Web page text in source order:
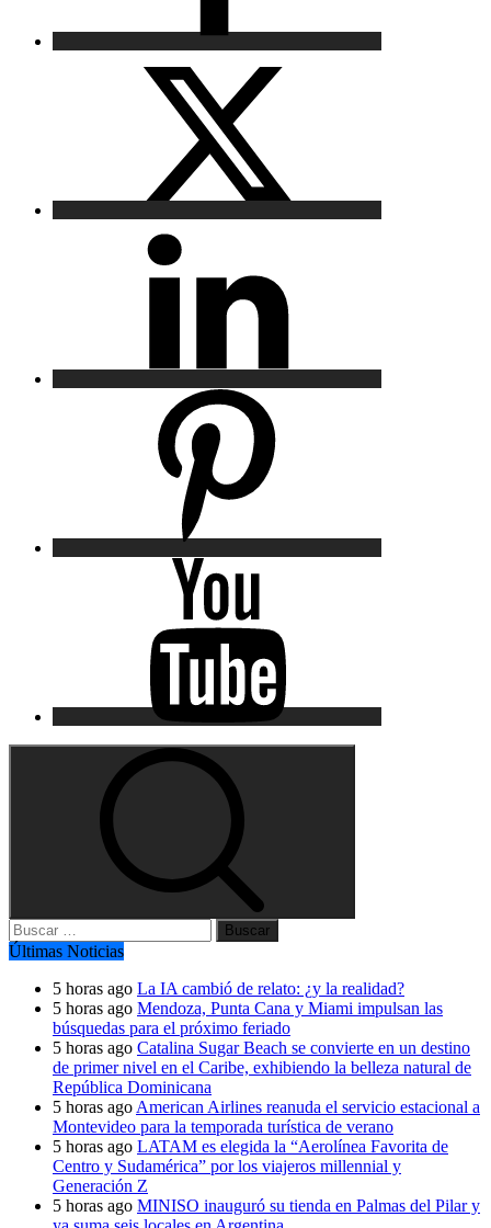
Buscar:
Últimas Noticias
5 horas ago La IA cambió de relato: ¿y la realidad?
5 horas ago Mendoza, Punta Cana y Miami impulsan las
búsquedas para el próximo feriado
5 horas ago Catalina Sugar Beach se convierte en un destino
de primer nivel en el Caribe, exhibiendo la belleza natural de
República Dominicana
5 horas ago American Airlines reanuda el servicio estacional a
Montevideo para la temporada turística de verano
5 horas ago LATAM es elegida la “Aerolínea Favorita de
Centro y Sudamérica” por los viajeros millennial y
Generación Z
5 horas ago MINISO inauguró su tienda en Palmas del Pilar y